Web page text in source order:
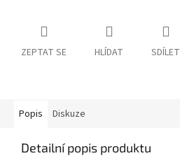
ZEPTAT SE HLÍDAT SDÍLET
Popis Diskuze
Detailní popis produktu